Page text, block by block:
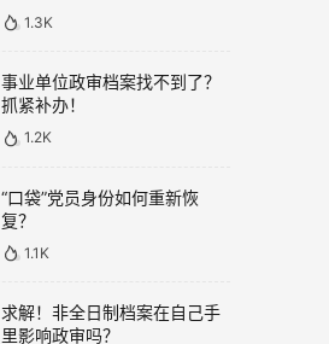
1.3K
事业单位政审档案找不到了？
抓紧补办！
1.2K
“口袋”党员身份如何重新恢
复？
1.1K
求解！非全日制档案在自己手
里影响政审吗？